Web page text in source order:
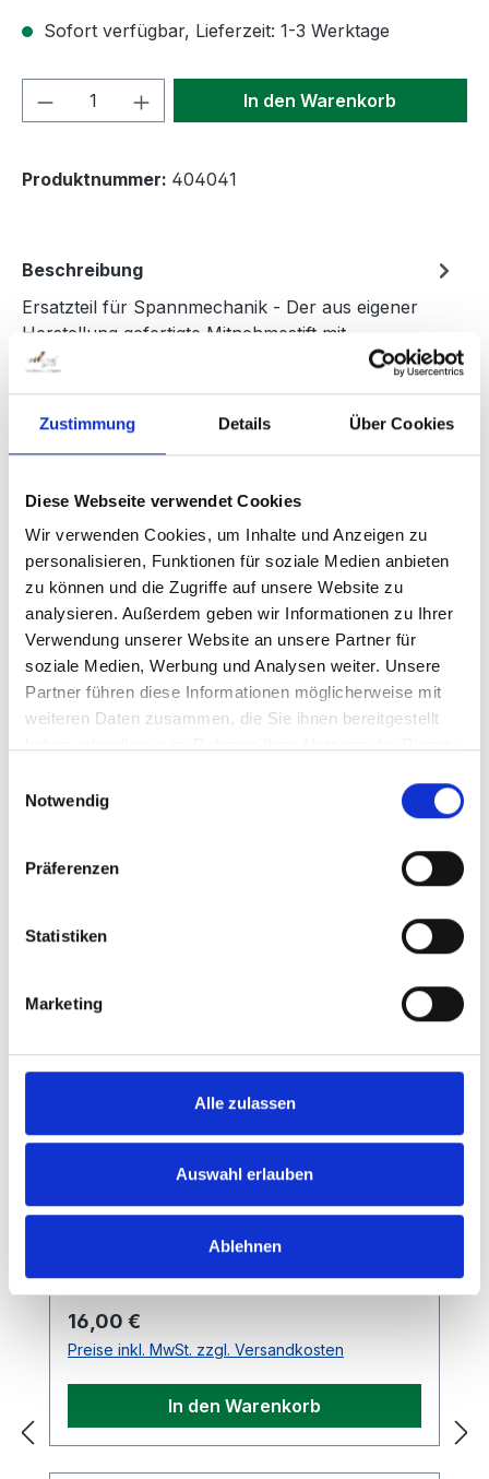
Zustimmung Details Über Cookies
Diese Webseite verwendet Cookies
Wir verwenden Cookies, um Inhalte und Anzeigen zu
personalisieren, Funktionen für soziale Medien anbieten
zu können und die Zugriffe auf unsere Website zu
analysieren. Außerdem geben wir Informationen zu Ihrer
Verwendung unserer Website an unsere Partner für
soziale Medien, Werbung und Analysen weiter. Unsere
Partner führen diese Informationen möglicherweise mit
weiteren Daten zusammen, die Sie ihnen bereitgestellt
Notwendig
Präferenzen
Statistiken
Marketing
Alle zulassen
Auswahl erlauben
Ablehnen
Sofort verfügbar, Lieferzeit: 1-3 Werktage
Produkt Anzahl: Gib denIn den Warenkorb
Produktnummer: 404041
Beschreibung
Ersatzteil für Spannmechanik - Der aus eigener
Herstellung gefertigte Mitnehmestift mit
Fase besteht aus massiven VA Stahl.…
Mehr
Bewertungen
Informationen zur Produktsicherheit
Produktgalerie überspringen
Accessory Items
Ersatzteile für Tennisnetzpfosten -
Regulärer Preis:
16,00 €
Preise inkl. MwSt. zzgl. Versandkosten
In den Warenkorb